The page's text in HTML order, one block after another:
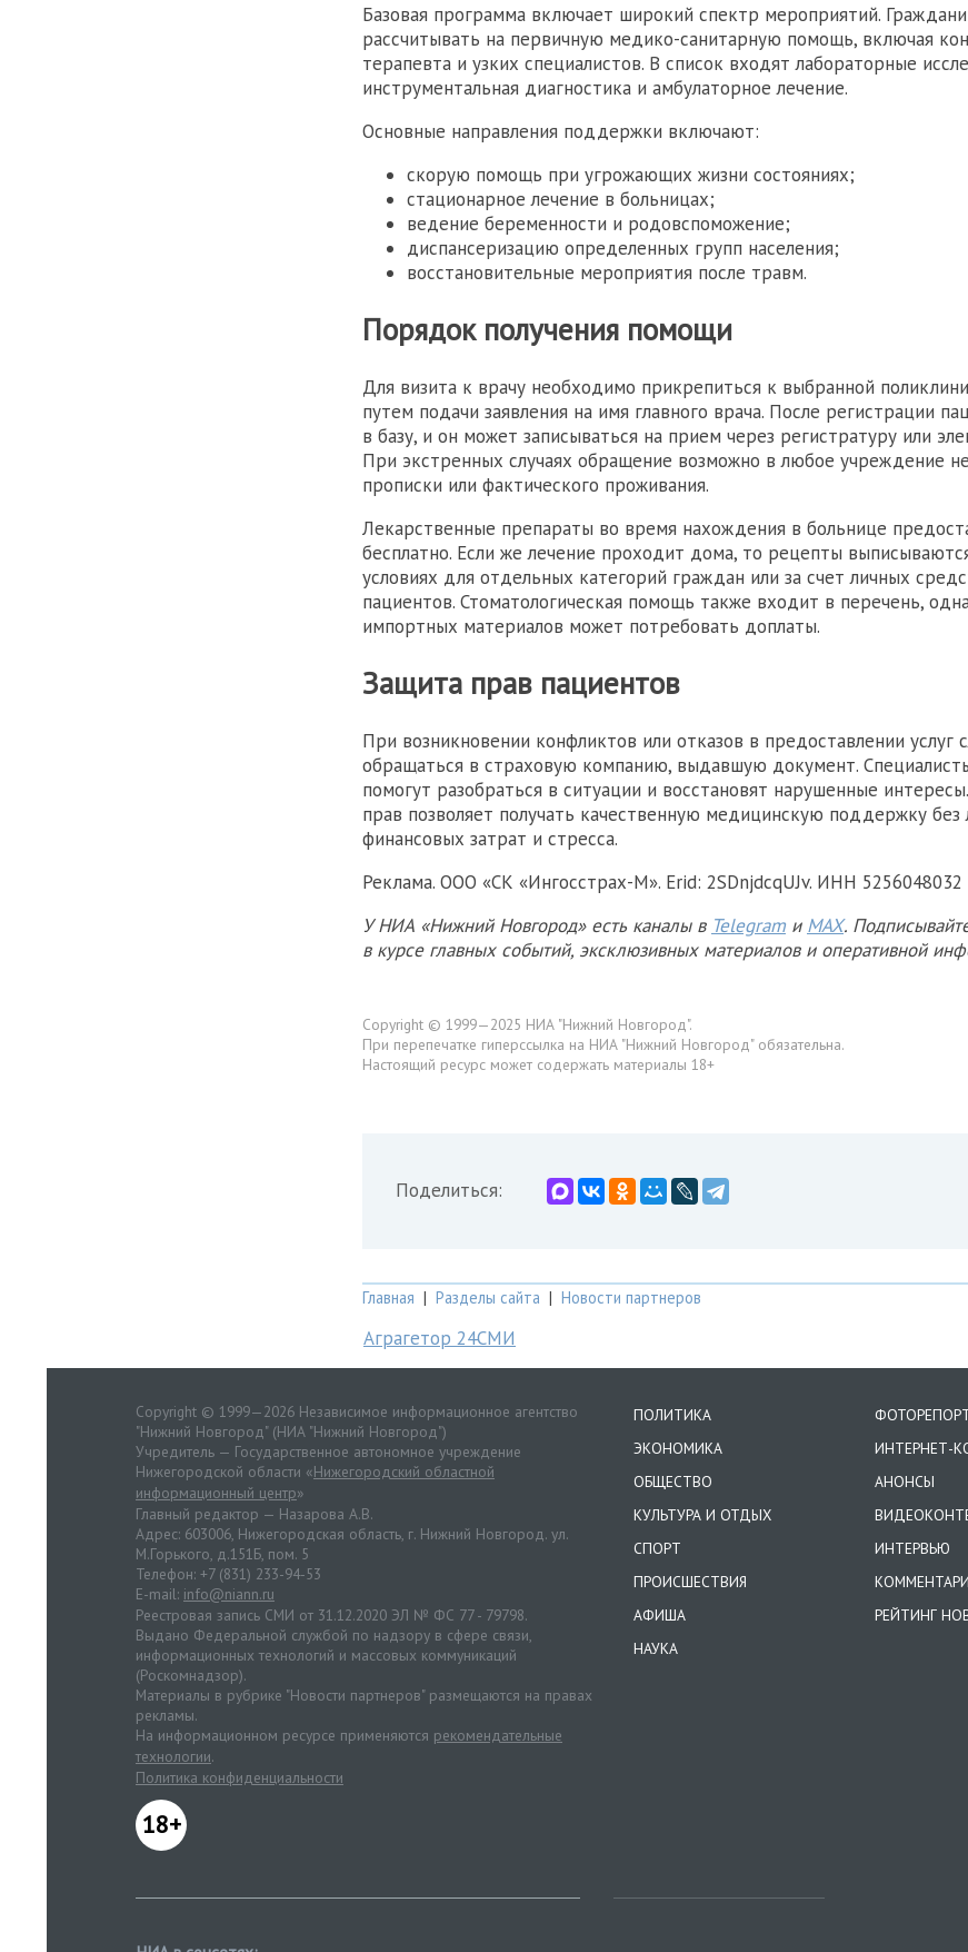
Базовая программа включает широкий спектр мероприятий.
рассчитывать на первичную медико-санитарную помощь, включая
терапевта и узких специалистов. В список входят лабораторные
инструментальная диагностика и амбулаторное лечение.
Основные направления поддержки включают:
скорую помощь при угрожающих жизни состояниях;
стационарное лечение в больницах;
ведение беременности и родовспоможение;
диспансеризацию определенных групп населения;
восстановительные мероприятия после травм.
Порядок получения помощи
Для визита к врачу необходимо прикрепиться к выбранной
путем подачи заявления на имя главного врача. После регистрации
в базу, и он может записываться на прием через регистратуру или
При экстренных случаях обращение возможно в любое учреждение
прописки или фактического проживания.
Лекарственные препараты во время нахождения в больнице
бесплатно. Если же лечение проходит дома, то рецепты
условиях для отдельных категорий граждан или за счет личных
пациентов. Стоматологическая помощь также входит в перечень,
импортных материалов может потребовать доплаты.
Защита прав пациентов
При возникновении конфликтов или отказов в предоставлении услуг
обращаться в страховую компанию, выдавшую документ.
помогут разобраться в ситуации и восстановят нарушенные
прав позволяет получать качественную медицинскую поддержку без
финансовых затрат и стресса.
Реклама. ООО «СК «Ингосстрах-М». Erid: 2SDnjdcqUJv. ИНН 5256048032
У НИА «Нижний Новгород» есть каналы в Telegram и MAX.
в курсе главных событий, эксклюзивных материалов и оперативной
Copyright © 1999—2025 НИА "Нижний Новгород".
При перепечатке гиперссылка на НИА "Нижний Новгород" обязательна.
Настоящий ресурс может содержать материалы 18+
Поделиться:
Главная | Разделы сайта | Новости партнеров
Аграгетор 24СМИ
Copyright © 1999—2026 Независимое информационное агентство
"Нижний Новгород" (НИА "Нижний Новгород")
Учредитель — Государственное автономное учреждение
Нижегородской области «Нижегородский областной
информационный центр»
Главный редактор — Назарова А.В.
Адрес: 603006, Нижегородская область, г. Нижний Новгород. ул.
М.Горького, д.151Б, пом. 5
Телефон: +7 (831) 233-94-53
E-mail: info@niann.ru
Реестровая запись СМИ от 31.12.2020 ЭЛ № ФС 77 - 79798.
Выдано Федеральной службой по надзору в сфере связи,
информационных технологий и массовых коммуникаций
(Роскомнадзор).
Материалы в рубрике "Новости партнеров" размещаются на правах
рекламы.
На информационном ресурсе применяются рекомендательные
технологии.
Политика конфиденциальности
18+
ПОЛИТИКА
ЭКОНОМИКА
ОБЩЕСТВО
КУЛЬТУРА И ОТДЫХ
СПОРТ
ПРОИСШЕСТВИЯ
АФИША
НАУКА
ИНТЕРНЕТ-
АНОНСЫ
ИНТЕРВЬЮ
РЕЙТИНГ